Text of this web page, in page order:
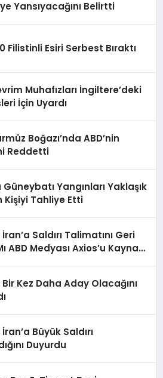
Yansıyacağını Belirtti
Filistinli Esiri Serbest Bıraktı
Muhafızları İngiltere’deki
İçin Uyardı
Boğazı’nda ABD’nin
Reddetti
Yangınları Yaklaşık
Kişiyi Tahliye Etti
Saldırı Talimatını Geri
ABD Medyası Axios’u Kaynak
Kez Daha Aday Olacağını
Büyük Saldırı
Duyurdu